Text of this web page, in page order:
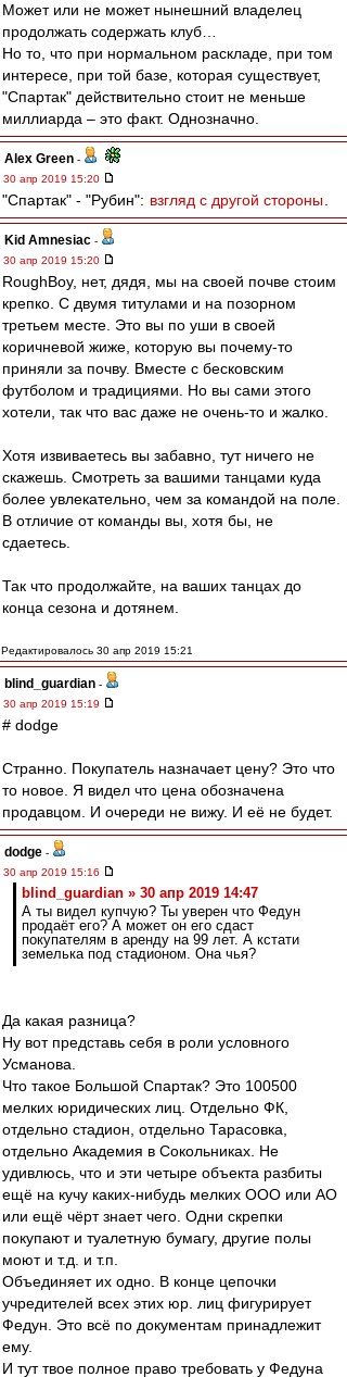
Может или не может нынешний владелец
продолжать содержать клуб…
Но то, что при нормальном раскладе, при том
интересе, при той базе, которая существует,
"Спартак" действительно стоит не меньше
миллиарда – это факт. Однозначно.
Alex Green -
30 апр 2019 15:20
"Спартак" - "Рубин": взгляд с другой стороны
Kid Amnesiac -
30 апр 2019 15:20
RoughBoy, нет, дядя, мы на своей почве стоим
крепко. С двумя титулами и на позорном
третьем месте. Это вы по уши в своей
коричневой жиже, которую вы почему-то
приняли за почву. Вместе с бесковским
футболом и традициями. Но вы сами этого
хотели, так что вас даже не очень-то и жалко.
Хотя извиваетесь вы забавно, тут ничего не
скажешь. Смотреть за вашими танцами куда
более увлекательно, чем за командой на поле.
В отличие от команды вы, хотя бы, не
сдаетесь.
Так что продолжайте, на ваших танцах до
конца сезона и дотянем.
Редактировалось 30 апр 2019 15:21
blind_guardian -
30 апр 2019 15:19
# dodge
Странно. Покупатель назначает цену? Это что
то новое. Я видел что цена обозначена
продавцом. И очереди не вижу. И её не будет.
dodge -
30 апр 2019 15:16
blind_guardian » 30 апр 2019 14:47
А ты видел купчую? Ты уверен что Федун
продаёт его? А может он его сдаст
покупателям в аренду на 99 лет. А кстати
земелька под стадионом. Она чья?
Да какая разница?
Ну вот представь себя в роли условного
Усманова.
Что такое Большой Спартак? Это 100500
мелких юридических лиц. Отдельно ФК,
отдельно стадион, отдельно Тарасовка,
отдельно Академия в Сокольниках. Не
удивлюсь, что и эти четыре объекта разбиты
ещё на кучу каких-нибудь мелких ООО или АО
или ещё чёрт знает чего. Одни скрепки
покупают и туалетную бумагу, другие полы
моют и т.д. и т.п.
Объединяет их одно. В конце цепочки
учредителей всех этих юр. лиц фигурирует
Федун. Это всё по документам принадлежит
ему.
И тут твое полное право требовать у Федуна